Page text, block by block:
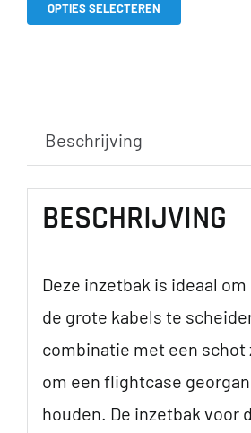
OPTIES SELECTEREN
Deze
kan
worden
op
de
Beschrijving
BESCHRIJVING
Deze inzetbak is ideaal
de grote kabels te
combinatie met een schot
om een flightcase
houden. De inzetbak voor